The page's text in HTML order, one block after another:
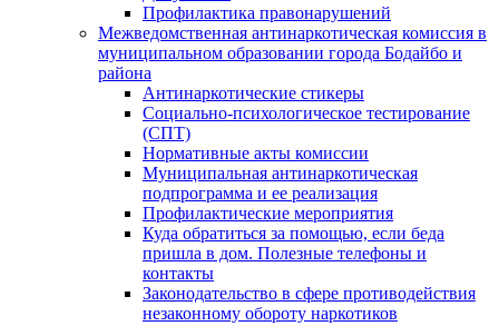
Профилактика правонарушений
Межведомственная антинаркотическая комиссия в
муниципальном образовании города Бодайбо и
района
Антинаркотические стикеры
Социально-психологическое тестирование
(СПТ)
Нормативные акты комиссии
Муниципальная антинаркотическая
подпрограмма и ее реализация
Профилактические мероприятия
Куда обратиться за помощью, если беда
пришла в дом. Полезные телефоны и
контакты
Законодательство в сфере противодействия
незаконному обороту наркотиков